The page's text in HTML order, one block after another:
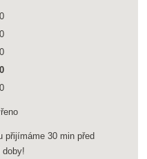
přijímáme 30 min před
doby!